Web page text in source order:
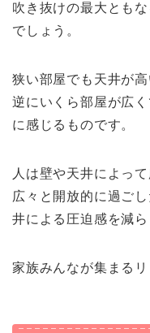
吹き抜けの最大とも
でしょう。
狭い部屋でも天井が
逆にいくら部屋が広
に感じるものです。
人は壁や天井によっ
広々と開放的に過ご
井による圧迫感を減ら
家族みんなが集まる